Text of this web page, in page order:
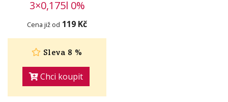
3×0,175l 0%
Cena již od 119 Kč
Sleva 8 %
Chci koupit